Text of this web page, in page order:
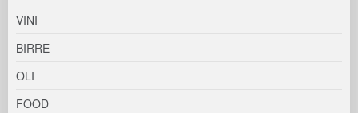
VINI
BIRRE
OLI
FOOD